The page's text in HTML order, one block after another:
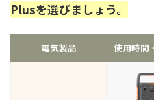
Plusを選びましょう。
電気製品 使用時間